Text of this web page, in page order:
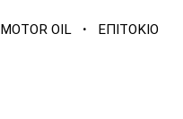
MOTOR OIL · ΕΠΙΤΟΚΙΟ